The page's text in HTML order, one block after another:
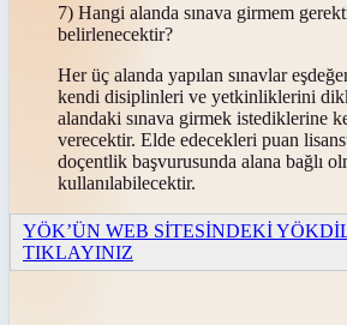
7) Hangi alanda sınava girmem
belirlenecektir?
Her üç alanda yapılan sınavlar
kendi disiplinleri ve yetkinliklerini
alandaki sınava girmek istediklerine
verecektir. Elde edecekleri puan
doçentlik başvurusunda alana bağlı
kullanılabilecektir.
YÖK’ÜN WEB SİTESİNDEKİ
TIKLAYINIZ